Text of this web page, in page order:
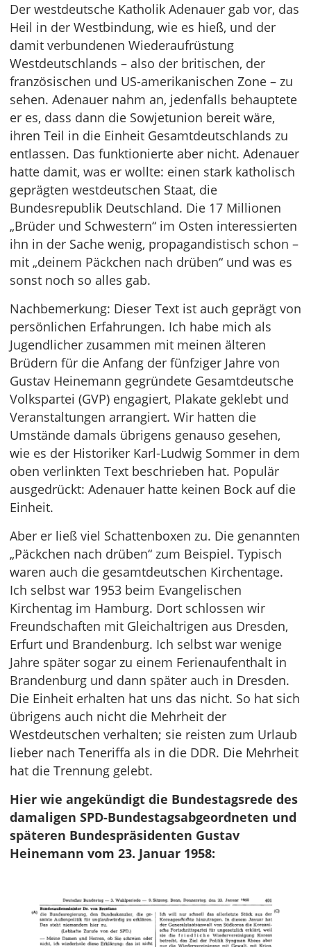
Der westdeutsche Katholik Adenauer gab vor, das
Heil in der Westbindung, wie es hieß, und der
damit verbundenen Wiederaufrüstung
Westdeutschlands – also der britischen, der
französischen und US-amerikanischen Zone – zu
sehen. Adenauer nahm an, jedenfalls behauptete
er es, dass dann die Sowjetunion bereit wäre,
ihren Teil in die Einheit Gesamtdeutschlands zu
entlassen. Das funktionierte aber nicht. Adenauer
hatte damit, was er wollte: einen stark katholisch
geprägten westdeutschen Staat, die
Bundesrepublik Deutschland. Die 17 Millionen
„Brüder und Schwestern“ im Osten interessierten
ihn in der Sache wenig, propagandistisch schon –
mit „deinem Päckchen nach drüben“ und was es
sonst noch so alles gab.
Nachbemerkung: Dieser Text ist auch geprägt von
persönlichen Erfahrungen. Ich habe mich als
Jugendlicher zusammen mit meinen älteren
Brüdern für die Anfang der fünfziger Jahre von
Gustav Heinemann gegründete Gesamtdeutsche
Volkspartei (GVP) engagiert, Plakate geklebt und
Veranstaltungen arrangiert. Wir hatten die
Umstände damals übrigens genauso gesehen,
wie es der Historiker Karl-Ludwig Sommer in dem
oben verlinkten Text beschrieben hat. Populär
ausgedrückt: Adenauer hatte keinen Bock auf die
Einheit.
Aber er ließ viel Schattenboxen zu. Die genannten
„Päckchen nach drüben“ zum Beispiel. Typisch
waren auch die gesamtdeutschen Kirchentage.
Ich selbst war 1953 beim Evangelischen
Kirchentag im Hamburg. Dort schlossen wir
Freundschaften mit Gleichaltrigen aus Dresden,
Erfurt und Brandenburg. Ich selbst war wenige
Jahre später sogar zu einem Ferienaufenthalt in
Brandenburg und dann später auch in Dresden.
Die Einheit erhalten hat uns das nicht. So hat sich
übrigens auch nicht die Mehrheit der
Westdeutschen verhalten; sie reisten zum Urlaub
lieber nach Teneriffa als in die DDR. Die Mehrheit
hat die Trennung gelebt.
Hier wie angekündigt die Bundestagsrede des
damaligen SPD-Bundestagsabgeordneten und
späteren Bundespräsidenten Gustav
Heinemann vom 23. Januar 1958: